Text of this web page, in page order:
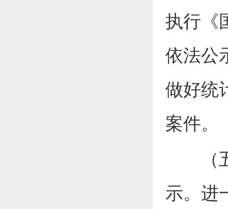
执行《
依法公
做好统
案件。
（五
示。进